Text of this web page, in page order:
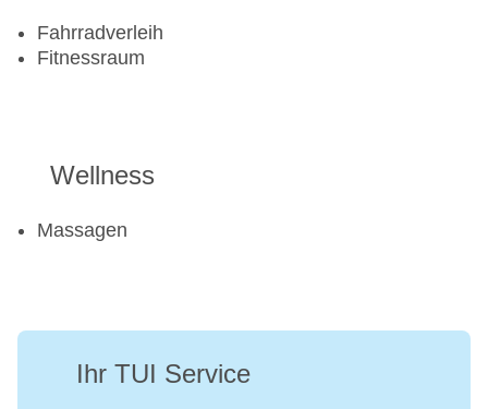
Fahrradverleih
Fitnessraum
Wellness
Massagen
Ihr TUI Service